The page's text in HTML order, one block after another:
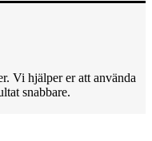
Vi hjälper er att använda
snabbare.